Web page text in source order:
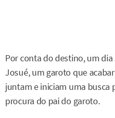
Por conta do destino, um
Josué, um garoto que
juntam e iniciam uma busca
procura do pai do garoto.